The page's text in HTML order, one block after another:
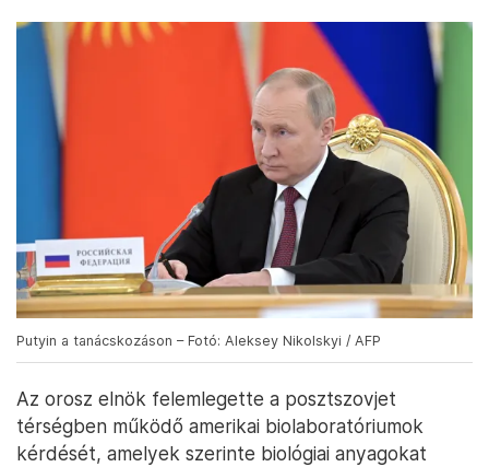
Putyin a tanácskozáson – Fotó: Aleksey Nikolskyi / AFP
Az orosz elnök felemlegette a posztszovjet
térségben működő amerikai biolaboratóriumok
kérdését, amelyek szerinte biológiai anyagokat